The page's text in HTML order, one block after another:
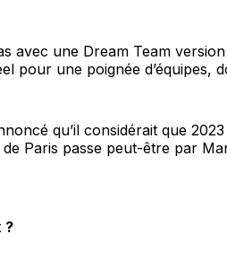
avec une Dream Team
pour une poignée d’équipes,
qu’il considérait que
Paris passe peut-être par
?